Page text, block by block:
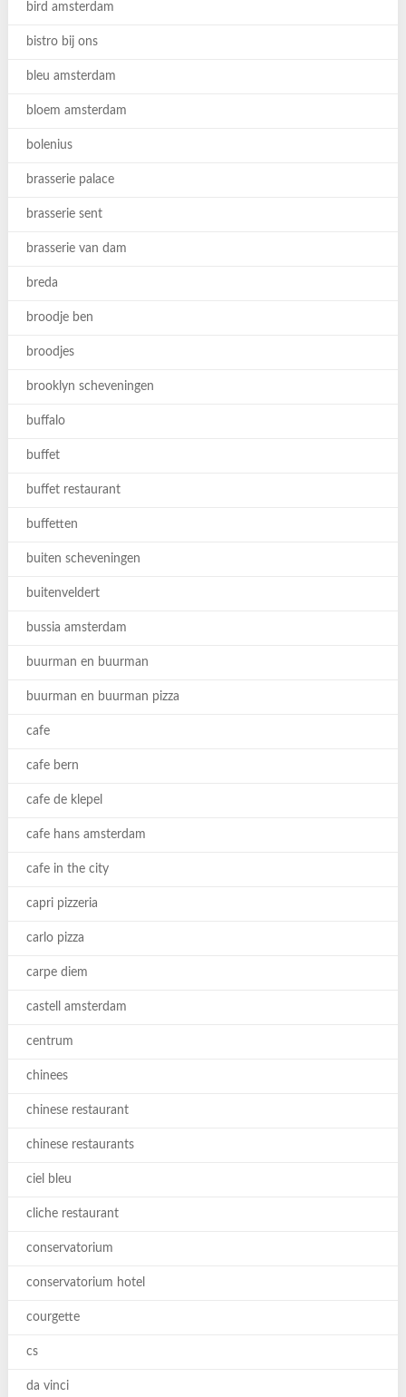
bird amsterdam
bistro bij ons
bleu amsterdam
bloem amsterdam
bolenius
brasserie palace
brasserie sent
brasserie van dam
breda
broodje ben
broodjes
brooklyn scheveningen
buffalo
buffet
buffet restaurant
buffetten
buiten scheveningen
buitenveldert
bussia amsterdam
buurman en buurman
buurman en buurman pizza
cafe
cafe bern
cafe de klepel
cafe hans amsterdam
cafe in the city
capri pizzeria
carlo pizza
carpe diem
castell amsterdam
centrum
chinees
chinese restaurant
chinese restaurants
ciel bleu
cliche restaurant
conservatorium
conservatorium hotel
courgette
cs
da vinci